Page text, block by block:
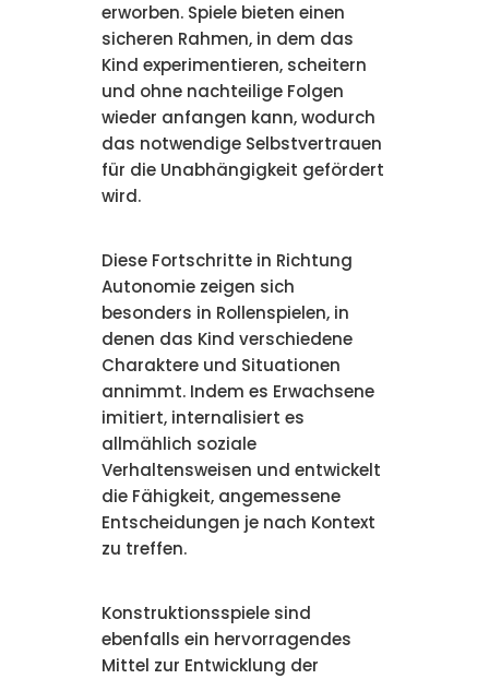
erworben. Spiele bieten einen
sicheren Rahmen, in dem das
Kind experimentieren, scheitern
und ohne nachteilige Folgen
wieder anfangen kann, wodurch
das notwendige Selbstvertrauen
für die Unabhängigkeit gefördert
wird.
Diese Fortschritte in Richtung
Autonomie zeigen sich
besonders in Rollenspielen, in
denen das Kind verschiedene
Charaktere und Situationen
annimmt. Indem es Erwachsene
imitiert, internalisiert es
allmählich soziale
Verhaltensweisen und entwickelt
die Fähigkeit, angemessene
Entscheidungen je nach Kontext
zu treffen.
Konstruktionsspiele sind
ebenfalls ein hervorragendes
Mittel zur Entwicklung der